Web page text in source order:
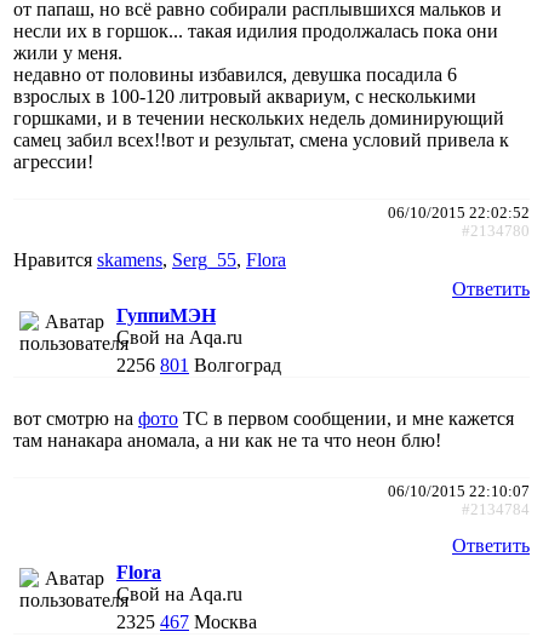
от папаш, но всё равно собирали расплывшихся мальков и
несли их в горшок... такая идилия продолжалась пока они
жили у меня.
недавно от половины избавился, девушка посадила 6
взрослых в 100-120 литровый аквариум, с несколькими
горшками, и в течении нескольких недель доминирующий
самец забил всех!!вот и результат, смена условий привела к
агрессии!
06/10/2015 22:02:52
#2134780
Нравится skamens, Serg_55, Flora
Ответить
ГуппиМЭН
Свой на Aqa.ru
2256 801 Волгоград
вот смотрю на фото ТС в первом сообщении, и мне кажется
там нанакара аномала, а ни как не та что неон блю!
06/10/2015 22:10:07
#2134784
Ответить
Flora
Свой на Aqa.ru
2325 467 Москва